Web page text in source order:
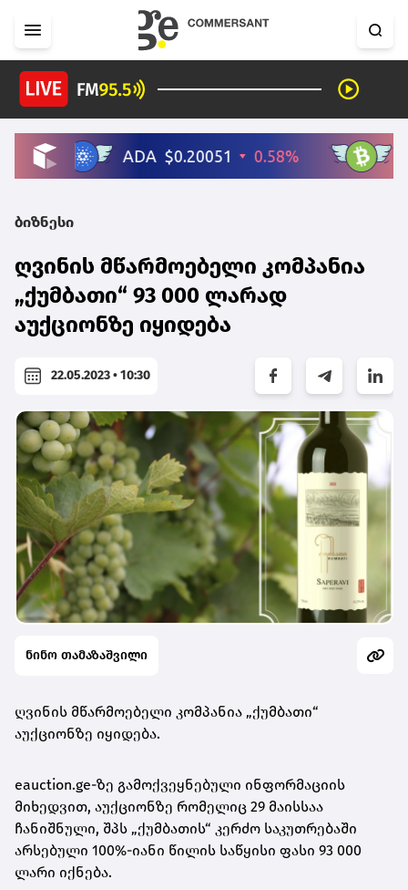
ბიზნესი
ღვინის მწარმოებელი კომპანია
„ქუმბათი“ 93 000 ლარად
აუქციონზე იყიდება
22.05.2023 • 10:30
ნინო თამაზაშვილი
ღვინის მწარმოებელი კომპანია „ქუმბათი“
აუქციონზე იყიდება.
eauction.ge-ზე გამოქვეყნებული ინფორმაციის
მიხედვით, აუქციონზე რომელიც 29 მაისსაა
ჩანიშნული, შპს „ქუმბათის“ კერძო საკუთრებაში
არსებული 100%-იანი წილის საწყისი ფასი 93 000
ლარი იქნება.